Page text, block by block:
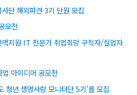
단 해외파견 3기 단원 모집
모전
지원 IT 전문가 취업희망 구직자/실업자
아이디어 공모전
청년 생명사랑 모니터단 5기’를 모집